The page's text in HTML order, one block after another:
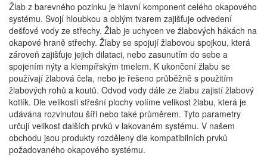
Žlab z barevného pozinku je hlavní komponent celého okapového
systému. Svojí hloubkou a oblým tvarem zajišťuje odvedení
dešťové vody ze střechy. Žlab je uchycen ve žlabových hákách na
okapové hraně střechy. Žlaby se spojují žlabovou spojkou, která
zároveň zajišťuje jejich dilataci, nebo zasunutím do sebe a
spojením nýty a klempířským tmelem. K ukončení žlabu se
používají žlabová čela, nebo je řešeno průběžně s použitím
žlabových rohů a koutů. Odvod vody dále ze žlabu zajistí žlabový
kotlík. Dle velikosti střešní plochy volíme velikost žlabu, která je
udávána rozvinutou šíři nebo také průměrem. Tyto parametry
určují velikost dalších prvků v lakovaném systému. V našem
obchodu jsou produkty rozděleny dle kompatibilních prvků
požadovaného okapového systému.